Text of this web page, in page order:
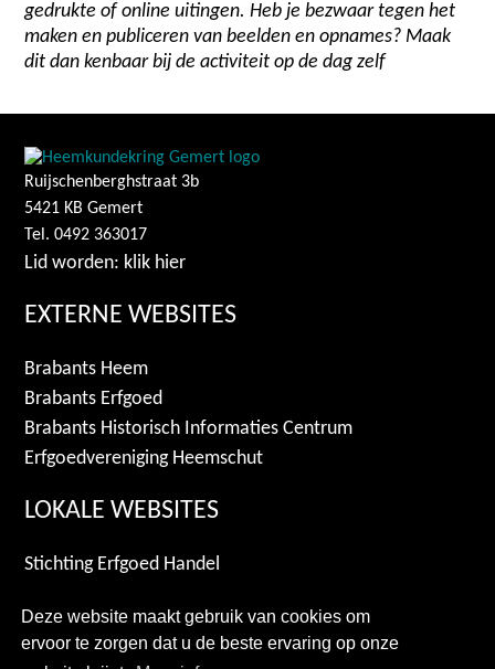
Deze website maakt gebruik van cookies om
ervoor te zorgen dat u de beste ervaring op onze
gedrukte of online uitingen. Heb je bezwaar tegen het
maken en publiceren van beelden en opnames? Maak
dit dan kenbaar bij de activiteit op de dag zelf
Ruijschenberghstraat 3b
5421 KB Gemert
Tel. 0492 363017
Lid worden: klik hier
EXTERNE WEBSITES
Brabants Heem
Brabants Erfgoed
Brabants Historisch Informaties Centrum
Erfgoedvereniging Heemschut
LOKALE WEBSITES
Stichting Erfgoed Handel
Gemeente Gemert-Bakel
Duitse Orde Gemerth